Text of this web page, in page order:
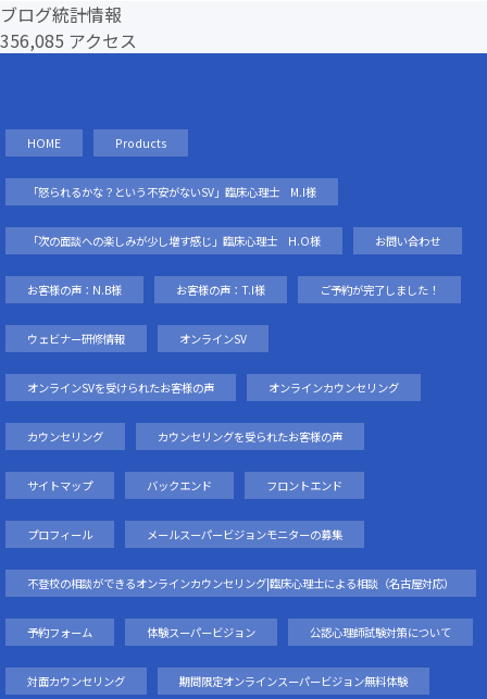
ブログ統計情報
356,085 アクセス
HOME Products
「怒られるかな？という不安がないSV」臨床心理士 M.I様
「次の面談への楽しみが少し増す感じ」臨床心理士 H.O様 お問い合わせ
お客様の声：N.B様 お客様の声：T.I様 ご予約が完了しました！
ウェビナー研修情報 オンラインSV
オンラインSVを受けられたお客様の声 オンラインカウンセリング
カウンセリング カウンセリングを受られたお客様の声
サイトマップ バックエンド フロントエンド
プロフィール メールスーパービジョンモニターの募集
不登校の相談ができるオンラインカウンセリング|臨床心理士による相談（名古屋対応）
予約フォーム 体験スーパービジョン 公認心理師試験対策について
対面カウンセリング 期間限定オンラインスーパービジョン無料体験